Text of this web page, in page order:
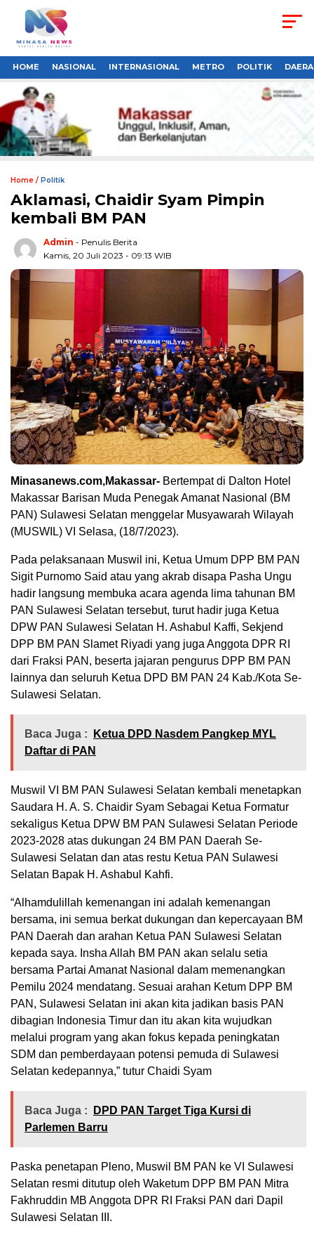
HOME NASIONAL INTERNASIONAL METRO POLITIK
Home / Politik
Aklamasi, Chaidir Syam Pimpin
kembali BM PAN
Admin - Penulis Berita
Kamis, 20 Juli 2023 - 09:13 WIB
Minasanews.com,Makassar- Bertempat di Dalton Hotel
Makassar Barisan Muda Penegak Amanat Nasional (BM
PAN) Sulawesi Selatan menggelar Musyawarah Wilayah
(MUSWIL) VI Selasa, (18/7/2023).
Pada pelaksanaan Muswil ini, Ketua Umum DPP BM PAN
Sigit Purnomo Said atau yang akrab disapa Pasha Ungu
hadir langsung membuka acara agenda lima tahunan BM
PAN Sulawesi Selatan tersebut, turut hadir juga Ketua
DPW PAN Sulawesi Selatan H. Ashabul Kaffi, Sekjend
DPP BM PAN Slamet Riyadi yang juga Anggota DPR RI
dari Fraksi PAN, beserta jajaran pengurus DPP BM PAN
lainnya dan seluruh Ketua DPD BM PAN 24 Kab./Kota Se-
Sulawesi Selatan.
Baca Juga :
Ketua DPD Nasdem Pangkep MYL
Daftar di PAN
Muswil VI BM PAN Sulawesi Selatan kembali menetapkan
Saudara H. A. S. Chaidir Syam Sebagai Ketua Formatur
sekaligus Ketua DPW BM PAN Sulawesi Selatan Periode
2023-2028 atas dukungan 24 BM PAN Daerah Se-
Sulawesi Selatan dan atas restu Ketua PAN Sulawesi
Selatan Bapak H. Ashabul Kahfi.
“Alhamdulillah kemenangan ini adalah kemenangan
bersama, ini semua berkat dukungan dan kepercayaan BM
PAN Daerah dan arahan Ketua PAN Sulawesi Selatan
kepada saya. Insha Allah BM PAN akan selalu setia
bersama Partai Amanat Nasional dalam memenangkan
Pemilu 2024 mendatang. Sesuai arahan Ketum DPP BM
PAN, Sulawesi Selatan ini akan kita jadikan basis PAN
dibagian Indonesia Timur dan itu akan kita wujudkan
melalui program yang akan fokus kepada peningkatan
SDM dan pemberdayaan potensi pemuda di Sulawesi
Selatan kedepannya,” tutur Chaidi Syam
Baca Juga :
DPD PAN Target Tiga Kursi di
Parlemen Barru
Paska penetapan Pleno, Muswil BM PAN ke VI Sulawesi
Selatan resmi ditutup oleh Waketum DPP BM PAN Mitra
Fakhruddin MB Anggota DPR RI Fraksi PAN dari Dapil
Sulawesi Selatan III.